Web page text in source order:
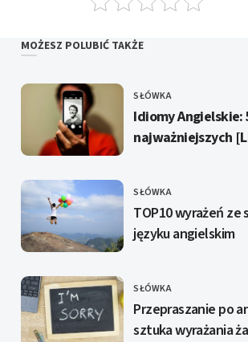
MOŻESZ POLUBIĆ TAKŻE
KATEGORIE
SŁÓWKA
Idiomy Angielskie:
najważniejszych
KATEGORIE
SŁÓWKA
TOP10 wyrażeń ze
języku angielskim
KATEGORIE
SŁÓWKA
Przepraszanie po
sztuka wyrażania